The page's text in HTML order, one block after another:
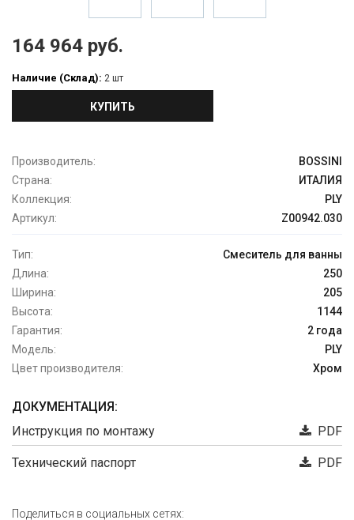
164 964 руб.
Наличие (Склад): 2 шт
КУПИТЬ
Производитель:
BOSSINI
Страна:
ИТАЛИЯ
Коллекция:
PLY
Артикул:
Z00942.030
Тип:
Смеситель для ванны
Длина:
250
Ширина:
205
Высота:
1144
Гарантия:
2 года
Модель:
PLY
Цвет производителя:
Хром
ДОКУМЕНТАЦИЯ:
Инструкция по монтажу
PDF
Технический паспорт PDF
Поделиться в социальных сетях: